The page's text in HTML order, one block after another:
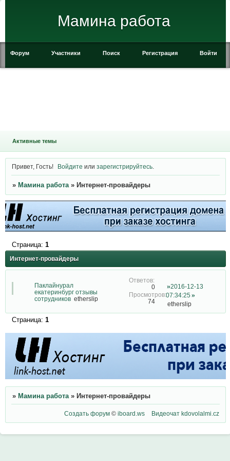
Мамина работа
Форум Участники Поиск Регистрация Войти
Активные темы
Привет, Гость! Войдите илизарегистрируйтесь
» Мамина работа » Интернет-провайдеры
Интернет-провайдеры
Страница: 1
Паклайнурал
екатеринбург отзывы
сотрудников etherslip
0
74
2016-12-13
07:34:25
etherslip
Страница: 1
» Мамина работа » Интернет-провайдеры
Создать форум ©iboard.ws Видеочат kdovolalmi.cz